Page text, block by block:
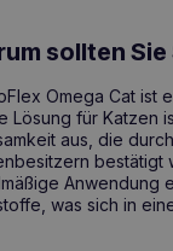
sollten
Omega Cat ist
Lösung für Katzen
aus, die
bestätigt
Anwendung
was sich in